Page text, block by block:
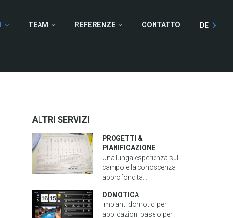
DE
TEAM REFERENZE CONTATTO
ALTRI SERVIZI
PROGETTI &
PIANIFICAZIONE
Una lunga esperienza sul
campo e la conoscenza
approfondita…
DOMOTICA
Impianti domotici per
applicazioni base o per